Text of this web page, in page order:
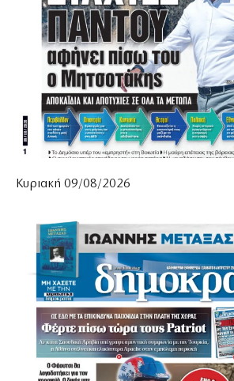
Κυριακή 09/08/2026